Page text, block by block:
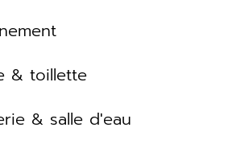
& toillette
& salle d'eau